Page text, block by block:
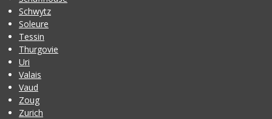
Schwytz
Soleure
Tessin
Thurgovie
Uri
Valais
Vaud
Zoug
Zurich